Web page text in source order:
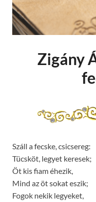
Zigány
Száll a fecske, csicsereg:
Tücsköt, legyet keresek;
Öt kis fiam éhezik,
Mind az öt sokat eszik;
Fogok nekik legyeket,